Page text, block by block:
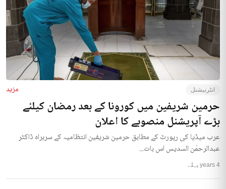
انٹرنیشنل مزید
حرمین شریفین میں کورونا کے بعد رمضان کیلئے
بڑے آپریشنل منصوبے کا اعلان
عرب میڈیا کی رپورٹ کے مطابق حرمین شریفین انتظامیہ کے سربراہ ڈاکٹر
عبدالرحمٰن السدیس اس بات...
4 years پہلے